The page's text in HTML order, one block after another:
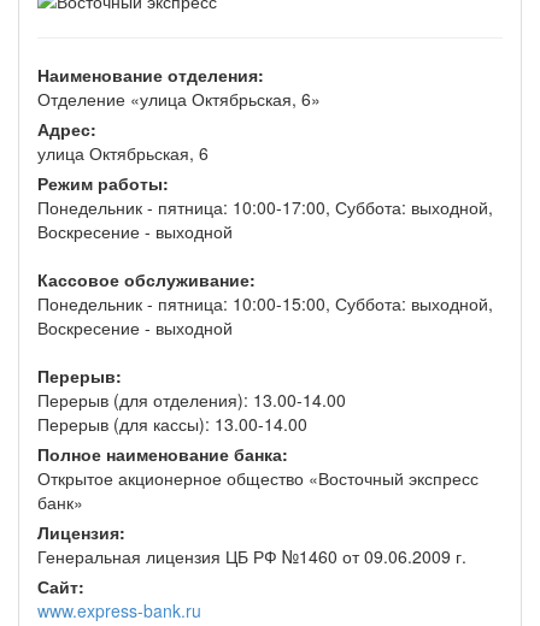
Наименование отделения:
Отделение «улица Октябрьская, 6»
Адрес:
улица Октябрьская, 6
Режим работы:
Понедельник - пятница: 10:00-17:00, Суббота: выходной,
Воскресение - выходной
Кассовое обслуживание:
Понедельник - пятница: 10:00-15:00, Суббота: выходной,
Воскресение - выходной
Перерыв:
Перерыв (для отделения): 13.00-14.00
Перерыв (для кассы): 13.00-14.00
Полное наименование банка:
Открытое акционерное общество «Восточный экспресс
банк»
Лицензия:
Генеральная лицензия ЦБ РФ №1460 от 09.06.2009 г.
Сайт:
www.express-bank.ru